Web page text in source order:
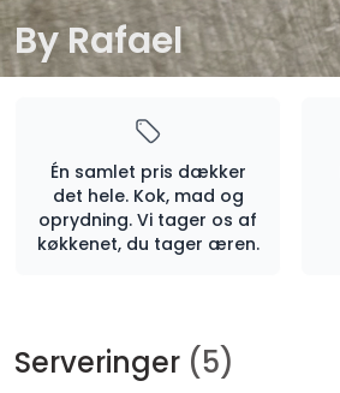
ByRafael
Én samlet pris dækker
det hele. Kok, mad og
oprydning. Vi tager os af
køkkenet, du tager æren.
Serveringer (5)